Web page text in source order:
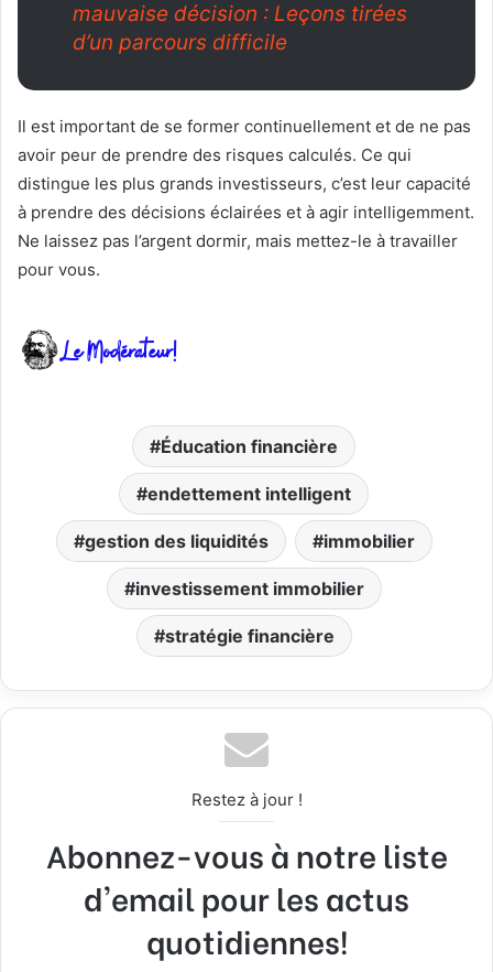
mauvaise décision : Leçons tirées
d’un parcours difficile
Il est important de se former continuellement et de ne pas
avoir peur de prendre des risques calculés. Ce qui
distingue les plus grands investisseurs, c’est leur capacité
à prendre des décisions éclairées et à agir intelligemment.
Ne laissez pas l’argent dormir, mais mettez-le à travailler
pour vous.
Éducation financière
endettement intelligent
gestion des liquidités immobilier
investissement immobilier
stratégie financière
Restez à jour !
Abonnez-vous à notre liste
d'email pour les actus
quotidiennes!